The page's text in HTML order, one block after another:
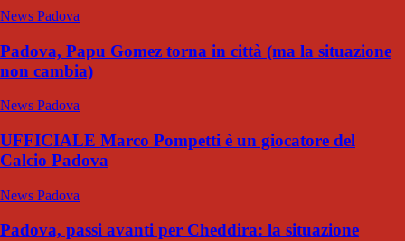
News Padova
Padova, Papu Gomez torna in città (ma la situazione
non cambia)
News Padova
UFFICIALE Marco Pompetti è un giocatore del
Calcio Padova
News Padova
Padova, passi avanti per Cheddira: la situazione